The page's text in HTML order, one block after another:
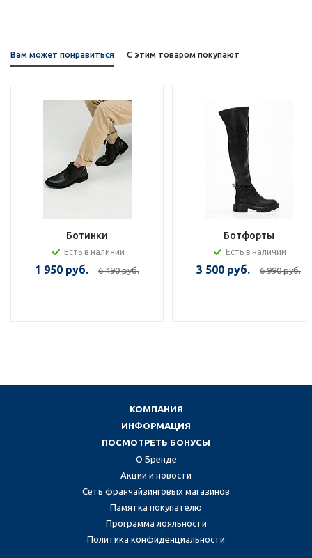
Вам может понравиться С этим товаром покупают
Ботинки
Есть в наличии
1 950 руб. 6 490 руб.
Ботфорты
Есть в наличии
3 500 руб. 6 990 руб.
КОМПАНИЯ
ИНФОРМАЦИЯ
ПОСМОТРЕТЬ БОНУСЫ
О Бренде
Акции и новости
Сеть франчайзинговых магазинов
Памятка покупателю
Программа лояльности
Политика конфиденциальности